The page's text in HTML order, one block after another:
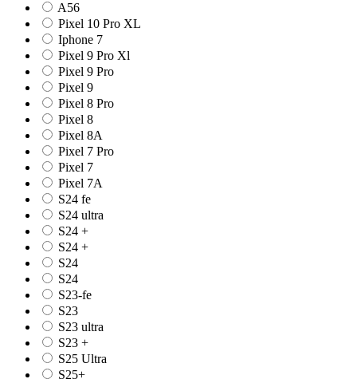
A56
Pixel 10 Pro XL
Iphone 7
Pixel 9 Pro Xl
Pixel 9 Pro
Pixel 9
Pixel 8 Pro
Pixel 8
Pixel 8A
Pixel 7 Pro
Pixel 7
Pixel 7A
S24 fe
S24 ultra
S24 +
S24 +
S24
S24
S23-fe
S23
S23 ultra
S23 +
S25 Ultra
S25+